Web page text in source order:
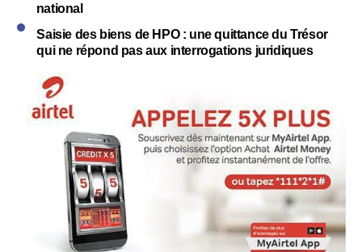
national
Saisie des biens de HPO : une quittance du Trésor
qui ne répond pas aux interrogations juridiques